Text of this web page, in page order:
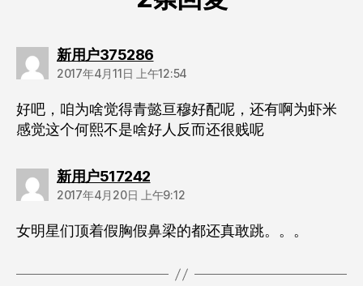
新用户375286说：
2017年4月11日 上午12:54
好吧，咱为啥觉得青懿亘穆好配呢，还有啊为虾米
感觉这个何熙不是啥好人反而还很贱呢
新用户517242说：
2017年4月20日 上午9:12
女明星们顶着假胸假鼻梁的都还真敢跳。。。